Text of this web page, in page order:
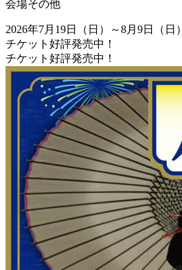
会場その他
2026年7月19日（日）～8月9日（日）
チケット好評発売中！
チケット好評発売中！